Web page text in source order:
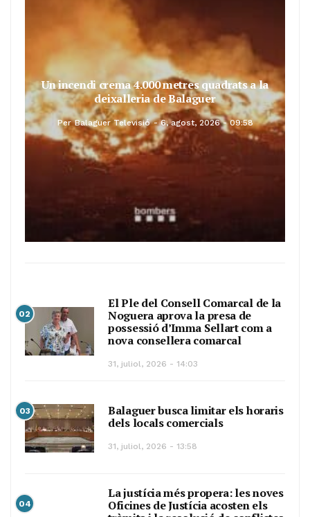
Un incendi crema 4.000 metres quadrats a la
deixalleria de Balaguer
Per Balaguer Televisió 6, agost, 2026 - 09:58
02
El Ple del Consell Comarcal de la
Noguera aprova la presa de
possessió d’Imma Sellart com a
nova consellera comarcal
31, juliol, 2026 - 14:03
03
Balaguer busca limitar els horaris
dels locals comercials
31, juliol, 2026 - 13:58
04
La justícia més propera: les noves
Oficines de Justícia acosten els